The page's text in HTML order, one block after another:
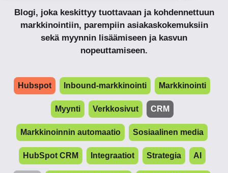
Blogi, joka keskittyy tuottavaan ja kohdennettuun
markkinointiin, parempiin asiakaskokemuksiin
sekä myynnin lisäämiseen ja kasvun
nopeuttamiseen.
Hubspot Inbound-markkinointi Markkinointi
Myynti Verkkosivut CRM
Markkinoinnin automaatio Sosiaalinen media
HubSpot CRM Integraatiot Strategia AI